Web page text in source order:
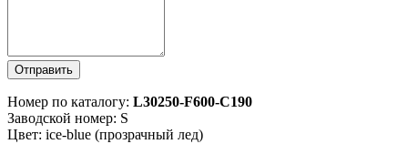
Отправить
Номер по каталогу: L30250-F600-C190
Заводской номер: S
Цвет: ice-blue (прозрачный лед)